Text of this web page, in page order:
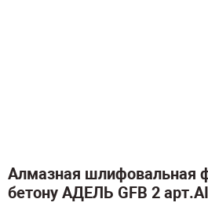
Алмазная шлифовальная
бетону АДЕЛЬ GFB 2